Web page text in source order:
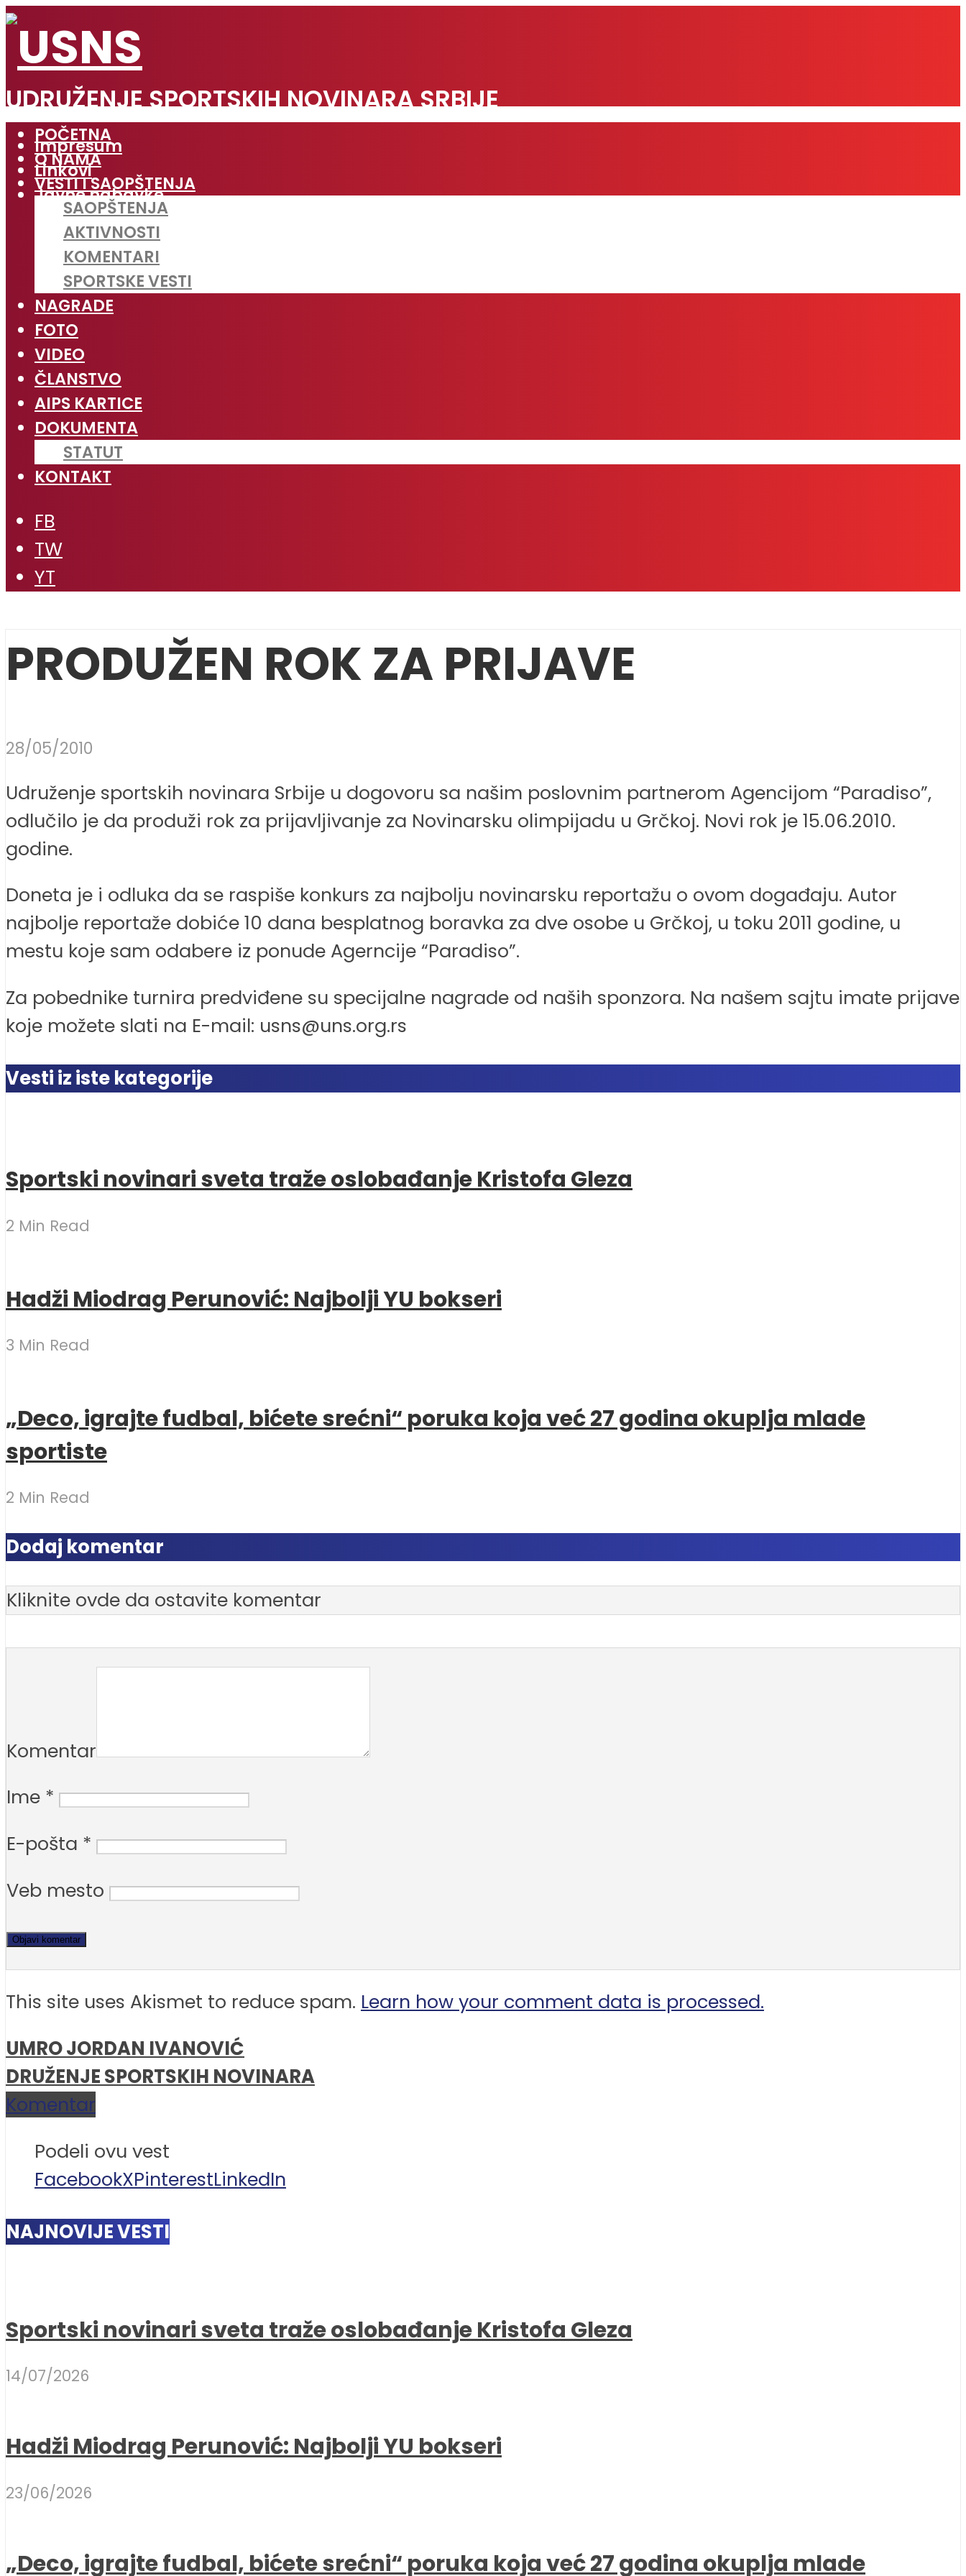
UDRUŽENJE SPORTSKIH NOVINARA SRBIJE
Impresum
Linkovi
Javne nabavke
POČETNA
O NAMA
VESTI I SAOPŠTENJA
SAOPŠTENJA
AKTIVNOSTI
KOMENTARI
SPORTSKE VESTI
NAGRADE
FOTO
VIDEO
ČLANSTVO
AIPS KARTICE
DOKUMENTA
STATUT
KONTAKT
FB
TW
YT
PRODUŽEN ROK ZA PRIJAVE
28/05/2010
Udruženje sportskih novinara Srbije u dogovoru sa našim poslovnim partnerom Agencijom “Paradiso”,
odlučilo je da produži rok za prijavljivanje za Novinarsku olimpijadu u Grčkoj. Novi rok je 15.06.2010.
godine.
Doneta je i odluka da se raspiše konkurs za najbolju novinarsku reportažu o ovom događaju. Autor
najbolje reportaže dobiće 10 dana besplatnog boravka za dve osobe u Grčkoj, u toku 2011 godine, u
mestu koje sam odabere iz ponude Agerncije “Paradiso”.
Za pobednike turnira predviđene su specijalne nagrade od naših sponzora. Na našem sajtu imate prijave
koje možete slati na E-mail: usns@uns.org.rs
Vesti iz iste kategorije
Sportski novinari sveta traže oslobađanje Kristofa Gleza
2 Min Read
Hadži Miodrag Perunović: Najbolji YU bokseri
3 Min Read
„Deco, igrajte fudbal, bićete srećni“ poruka koja već 27 godina okuplja mlade
sportiste
2 Min Read
Dodaj komentar
Kliknite ovde da ostavite komentar
Komentar
Ime *
E-pošta *
Veb mesto
This site uses Akismet to reduce spam. Learn how your comment data is processed.
UMRO JORDAN IVANOVIĆ
DRUŽENJE SPORTSKIH NOVINARA
Komentar
Podeli ovu vest
FacebookXPinterestLinkedIn
NAJNOVIJE VESTI
Sportski novinari sveta traže oslobađanje Kristofa Gleza
14/07/2026
Hadži Miodrag Perunović: Najbolji YU bokseri
23/06/2026
„Deco, igrajte fudbal, bićete srećni“ poruka koja već 27 godina okuplja mlade